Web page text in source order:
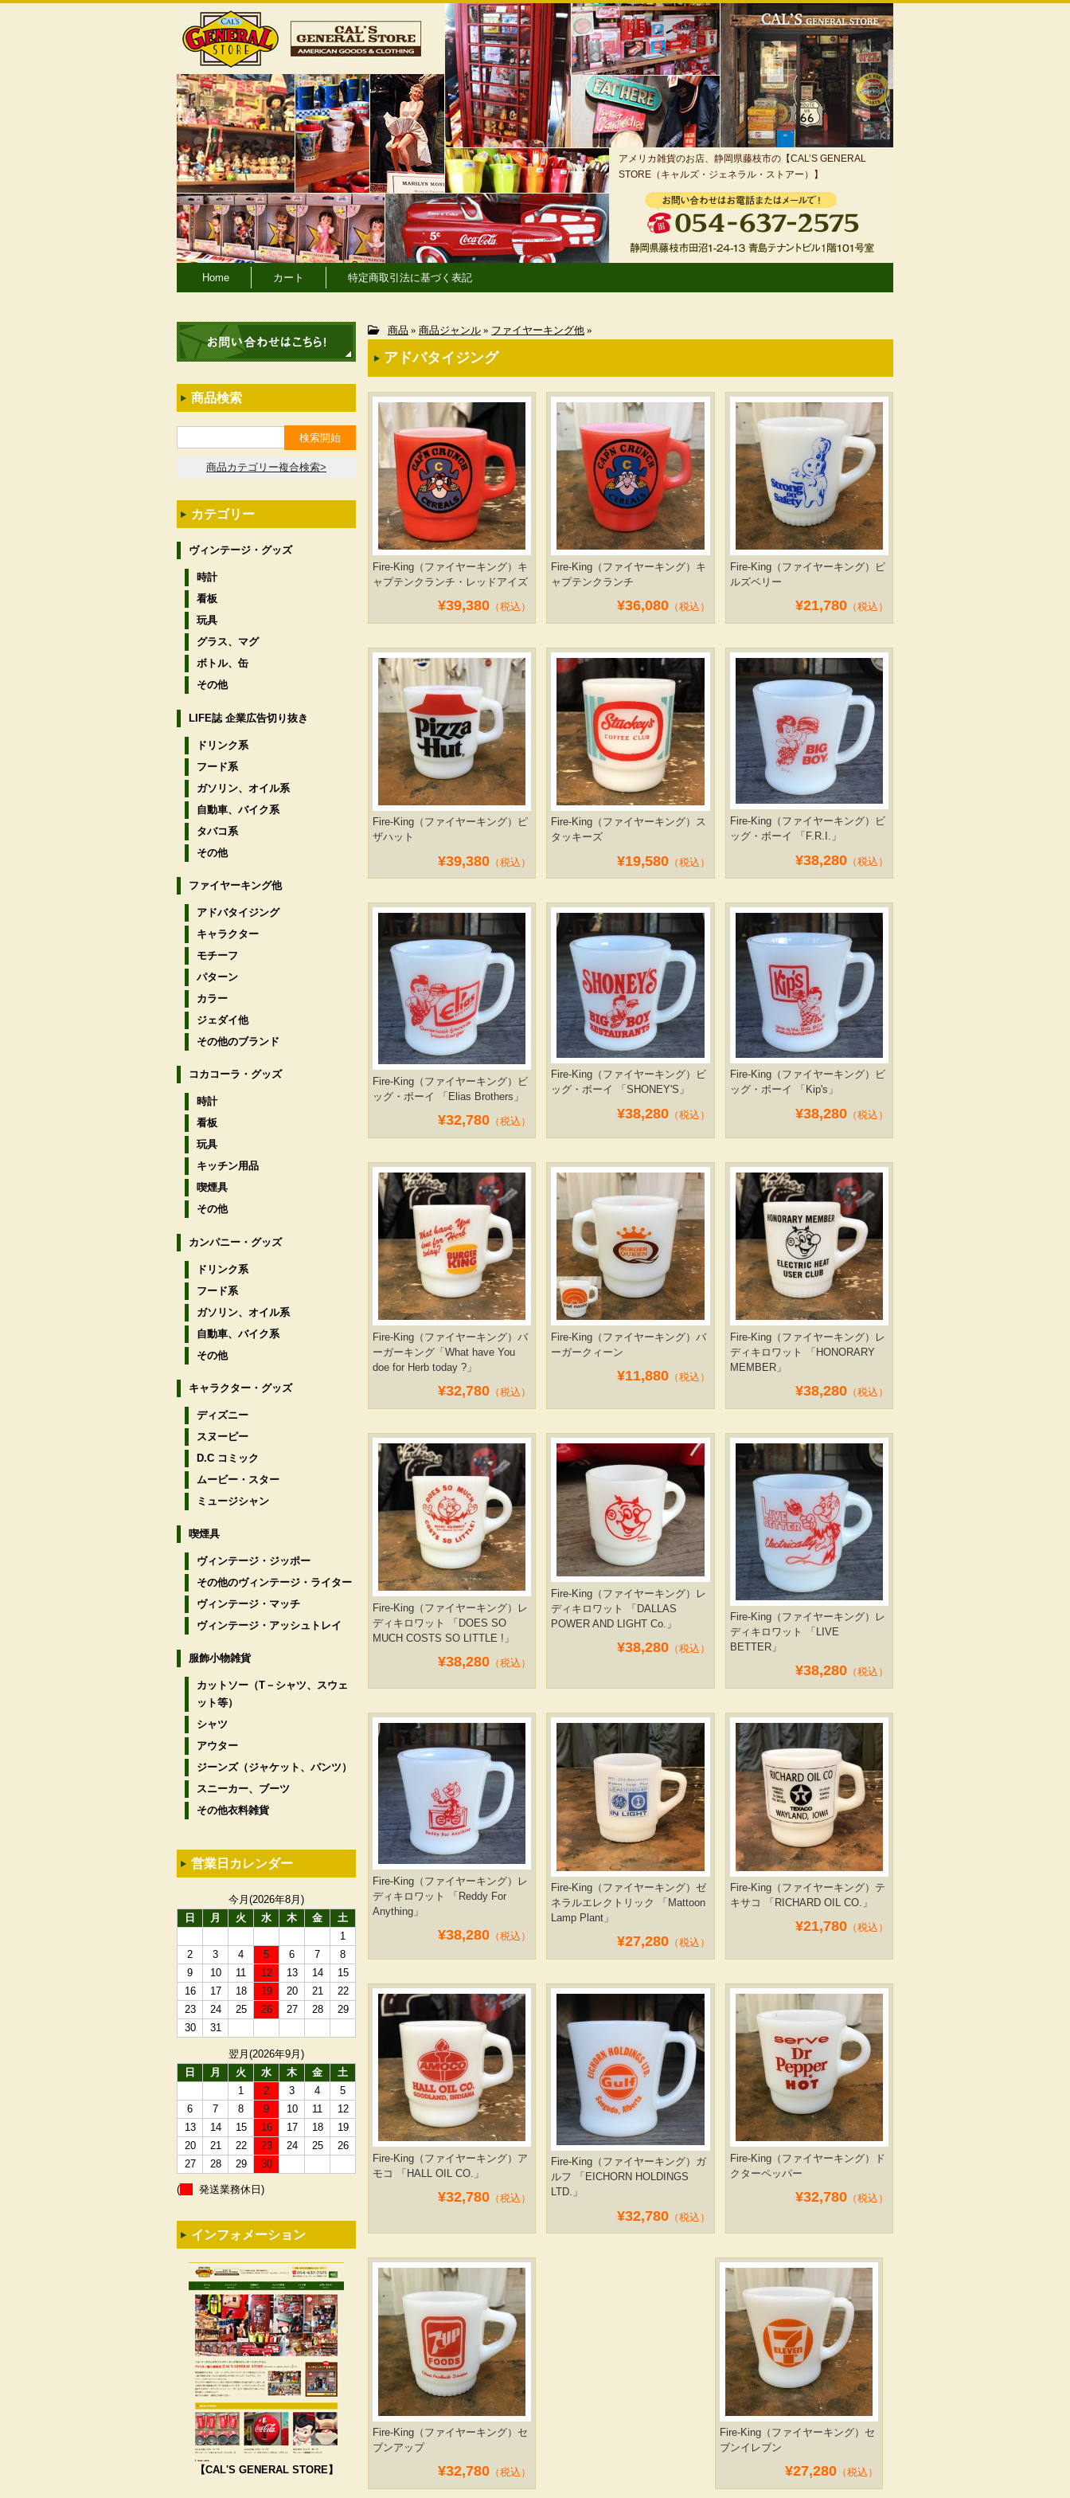
アメリカ雑貨のお店、静岡県藤枝市の【CAL’S GENERAL
STORE（キャルズ・ジェネラル・ストアー）】
Home カート 特定商取引法に基づく表記
商品 » 商品ジャンル » ファイヤーキング他 »
アドバタイジング
Fire-King（ファイヤーキング）キ
ャプテンクランチ・レッドアイズ
¥39,380 （税込）
Fire-King（ファイヤーキング）キ
ャプテンクランチ
¥36,080（税込）
Fire-King（ファイヤーキング）ピ
ルズベリー
¥21,780 （税込）
Fire-King（ファイヤーキング）ピ
ザハット
¥39,380 （税込）
Fire-King（ファイヤーキング）ス
タッキーズ
¥19,580（税込）
Fire-King（ファイヤーキング）ビ
ッグ・ボーイ 「F.R.I.」
¥38,280 （税込）
Fire-King（ファイヤーキング）ビ
ッグ・ボーイ 「Elias Brothers」
¥32,780 （税込）
Fire-King（ファイヤーキング）ビ
ッグ・ボーイ 「SHONEY'S」
¥38,280（税込）
Fire-King（ファイヤーキング）ビ
ッグ・ボーイ 「Kip's」
¥38,280 （税込）
Fire-King（ファイヤーキング）バ
ーガーキング「What have You
doe for Herb today ?」
¥32,780 （税込）
Fire-King（ファイヤーキング）バ
ーガークィーン
¥11,880（税込）
Fire-King（ファイヤーキング）レ
ディキロワット 「HONORARY
MEMBER」
¥38,280 （税込）
Fire-King（ファイヤーキング）レ
ディキロワット 「DOES SO
MUCH COSTS SO LITTLE !」
¥38,280 （税込）
Fire-King（ファイヤーキング）レ
ディキロワット 「DALLAS
POWER AND LIGHT Co.」
¥38,280（税込）
Fire-King（ファイヤーキング）レ
ディキロワット 「LIVE
BETTER」
¥38,280 （税込）
Fire-King（ファイヤーキング）レ
ディキロワット 「Reddy For
Anything」
¥38,280 （税込）
Fire-King（ファイヤーキング）ゼ
ネラルエレクトリック 「Mattoon
Lamp Plant」
¥27,280（税込）
Fire-King（ファイヤーキング）テ
キサコ 「RICHARD OIL CO.」
¥21,780 （税込）
Fire-King（ファイヤーキング）ア
モコ 「HALL OIL CO.」
¥32,780 （税込）
Fire-King（ファイヤーキング）ガ
ルフ 「EICHORN HOLDINGS
LTD.」
¥32,780（税込）
Fire-King（ファイヤーキング）ド
クターペッパー
¥32,780 （税込）
Fire-King（ファイヤーキング）セ
ブンアップ
¥32,780 （税込）
Fire-King（ファイヤーキング）セ
ブンイレブン
¥27,280（税込）
商品検索
商品カテゴリー複合検索>
カテゴリー
ヴィンテージ・グッズ
時計
看板
玩具
グラス、マグ
ボトル、缶
その他
LIFE誌 企業広告切り抜き
ドリンク系
フード系
ガソリン、オイル系
自動車、バイク系
タバコ系
その他
ファイヤーキング他
アドバタイジング
キャラクター
モチーフ
パターン
カラー
ジェダイ他
その他のブランド
コカコーラ・グッズ
時計
看板
玩具
キッチン用品
喫煙具
その他
カンパニー・グッズ
ドリンク系
フード系
ガソリン、オイル系
自動車、バイク系
その他
キャラクター・グッズ
ディズニー
スヌーピー
D.C コミック
ムービー・スター
ミュージシャン
喫煙具
ヴィンテージ・ジッポー
その他のヴィンテージ・ライター
ヴィンテージ・マッチ
ヴィンテージ・アッシュトレイ
服飾小物雑貨
カットソー（T－シャツ、スウェ
ット等）
シャツ
アウター
ジーンズ（ジャケット、パンツ）
スニーカー、ブーツ
その他衣料雑貨
営業日カレンダー
今月(2026年8月)
日
月 火 水 木 金
土
1
2
3 4 5 6 7
8
9
10 11 12 13 14
15
16
17 18 19 20 21
22
23
24 25 26 27 28
29
30
31
翌月(2026年9月)
日
月 火 水 木 金
土
1
2 3 4
5
6
7 8 9 10 11
12
13
14 15 16 17 18
19
20
21 22 23 24 25
26
27
28 29 30
( 発送業務休日)
インフォメーション
【CAL'S GENERAL STORE】